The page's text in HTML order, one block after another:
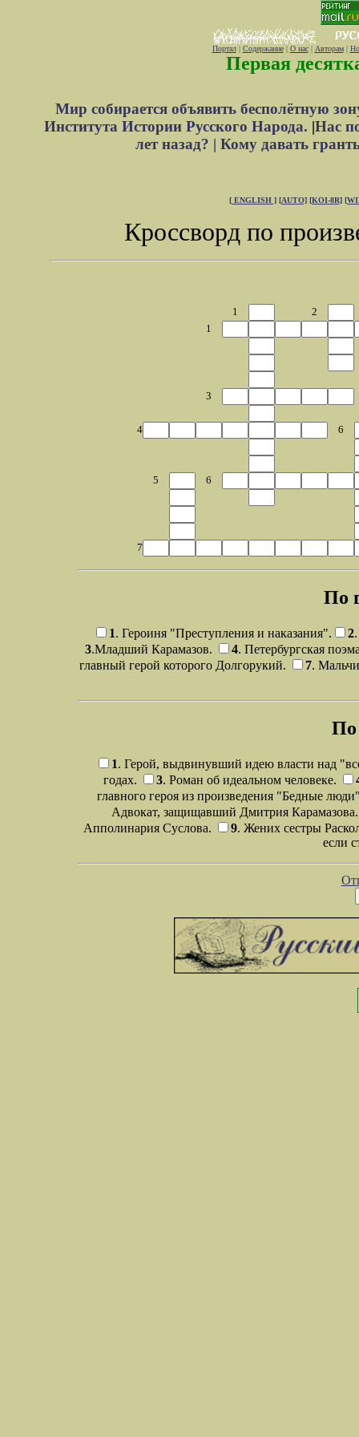
Портал| Содержание| О нас| Авторам|
Первая
Мир собирается объявить бесполётную
Института Истории Русского Народа. |Нас
лет назад? | Кому давать
[ ENGLISH ] [AUTO] [KOI-8R]
Кроссворд по
1
2
1
3
4 6
5 6
7
По
1. Героиня "Преступления и наказания". 2
3.Младший Карамазов. 4. Петербургская
главный герой которого Долгорукий.
7.
По
1. Герой, выдвинувший идею власти над
годах.
3. Роман об идеальном человеке.
главного героя из произведения "Бедные
Адвокат, защищавший Дмитрия
Апполинария Суслова.
9. Жених сестры
если